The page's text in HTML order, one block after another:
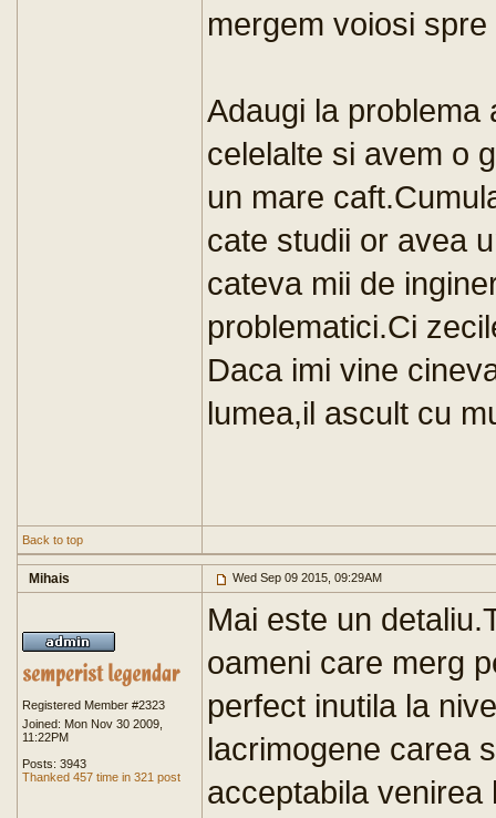
mergem voiosi
Adaugi la problema
celelalte si avem o
un mare
cate studii or avea
cateva mii de
problematici.Ci
Daca imi vine
lumea,il ascult cu
Back to top
Mihais Wed Sep 09 2015, 09:29AM
Registered Member #2323
Joined: Mon Nov 30 2009,
11:22PM
Posts: 3943
Thanked 457 time in 321 post
Mai este un
oameni care merg
perfect inutila la
lacrimogene carea
acceptabila venirea